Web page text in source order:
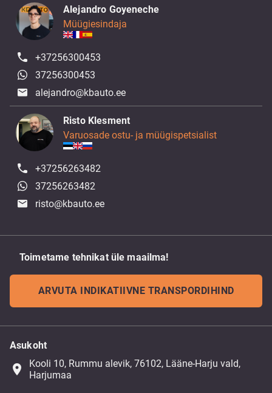
Alejandro Goyeneche
Müügiesindaja
+37256300453
37256300453
alejandro@kbauto.ee
Risto Klesment
Varuosade ostu- ja müügispetsialist
+37256263482
37256263482
risto@kbauto.ee
Toimetame tehnikat üle maailma!
ARVUTA INDIKATIIVNE TRANSPORDIHIND
Asukoht
place
Kooli 10, Rummu alevik, 76102, Lääne-Harju vald,
Harjumaa